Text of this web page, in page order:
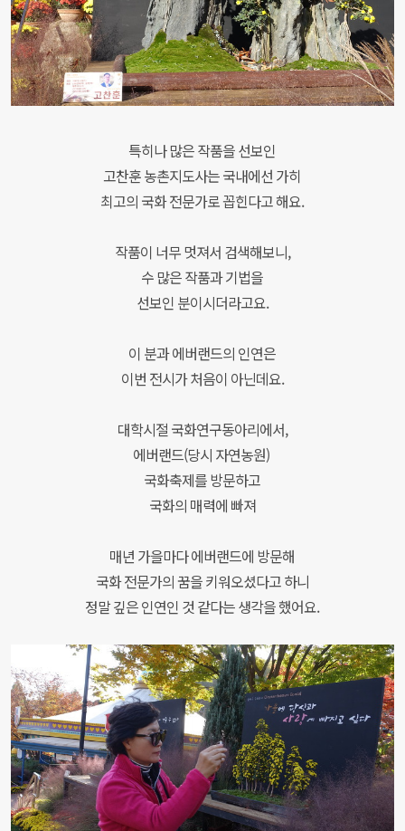
특히나 많은 작품을 선보인
고찬훈 농촌지도사는 국내에선 가히
최고의 국화 전문가로 꼽힌다고 해요.
작품이 너무 멋져서 검색해보니,
수 많은 작품과 기법을
선보인 분이시더라고요.
이 분과 에버랜드의 인연은
이번 전시가 처음이 아닌데요.
대학시절 국화연구동아리에서,
에버랜드(당시 자연농원)
국화축제를 방문하고
국화의 매력에 빠져
매년 가을마다 에버랜드에 방문해
국화 전문가의 꿈을 키워오셨다고 하니
정말 깊은 인연인 것 같다는 생각을 했어요.